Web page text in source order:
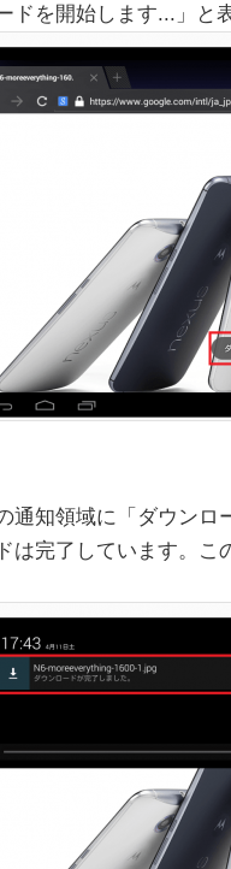
ドを開始します...」と
通知領域に「ダウン
は完了しています。